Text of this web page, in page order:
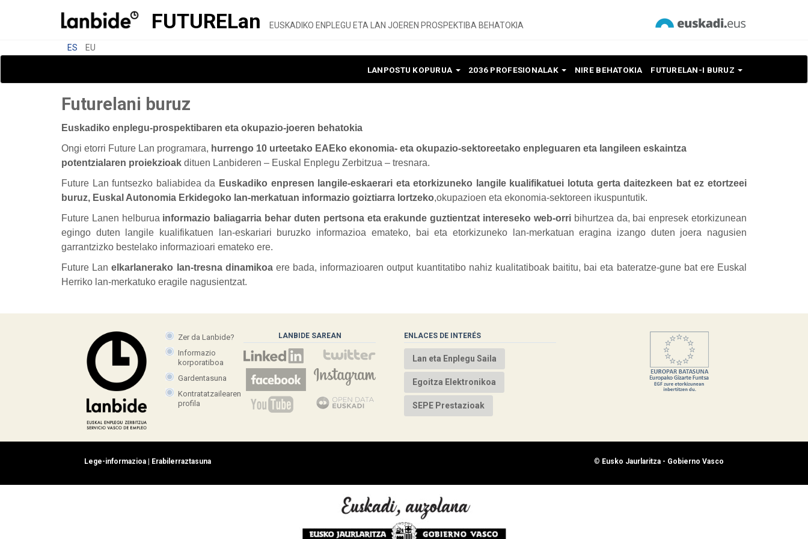
FUTURELan EUSKADIKO ENPLEGU ETA LAN JOEREN PROSPEKTIBA BEHATOKIA
ES EU
LANPOSTU KOPURUA 2036 PROFESIONALAK NIRE BEHATOKIA FUTURELAN-I BURUZ
Futurelani buruz
Euskadiko enplegu-prospektibaren eta okupazio-joeren behatokia
Ongi etorri Future Lan programara, hurrengo 10 urteetako EAEko ekonomia- eta okupazio-sektoreetako enpleguaren eta langileen eskaintza
potentzialaren proiekzioak dituen Lanbideren – Euskal Enplegu Zerbitzua – tresnara.
Future Lan funtsezko baliabidea da Euskadiko enpresen langile-eskaerari eta etorkizuneko langile kualifikatuei lotuta gerta daitezkeen bat ez etortzeei
buruz, Euskal Autonomia Erkidegoko lan-merkatuan informazio goiztiarra lortzeko,okupazioen eta ekonomia-sektoreen ikuspuntutik.
Future Lanen helburua informazio baliagarria behar duten pertsona eta erakunde guztientzat intereseko web-orri bihurtzea da, bai enpresek etorkizunean
egingo duten langile kualifikatuen lan-eskariari buruzko informazioa emateko, bai eta etorkizuneko lan-merkatuan eragina izango duten joera nagusien
garrantzizko bestelako informazioari emateko ere.
Future Lanelkarlanerako lan-tresna dinamikoa ere bada, informazioaren output kuantitatibo nahiz kualitatiboak baititu, bai eta bateratze-gune bat ere Euskal
Herriko lan-merkatuko eragile nagusientzat.
Zer da Lanbide?
Informazio
korporatiboa
Gardentasuna
Kontratatzailearen
profila
LANBIDE SAREAN ENLACES DE INTERÉS
Lan eta Enplegu Saila
Egoitza Elektronikoa
SEPE Prestazioak
Lege-informazioa Erabilerraztasuna © Eusko Jaurlaritza - Gobierno Vasco